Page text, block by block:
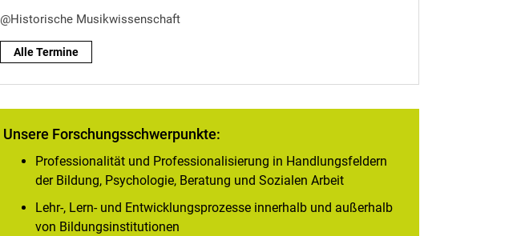
@Historische Musikwissenschaft
Alle Termine
Unsere Forschungsschwerpunkte:
­Professionalität und Professionalisierung in Handlungsfeldern
der Bildung, Psychologie, Beratung und Sozialen Arbeit
Lehr-, Lern- und Entwicklungsprozesse innerhalb und außerhalb
von Bildungsinstitutionen